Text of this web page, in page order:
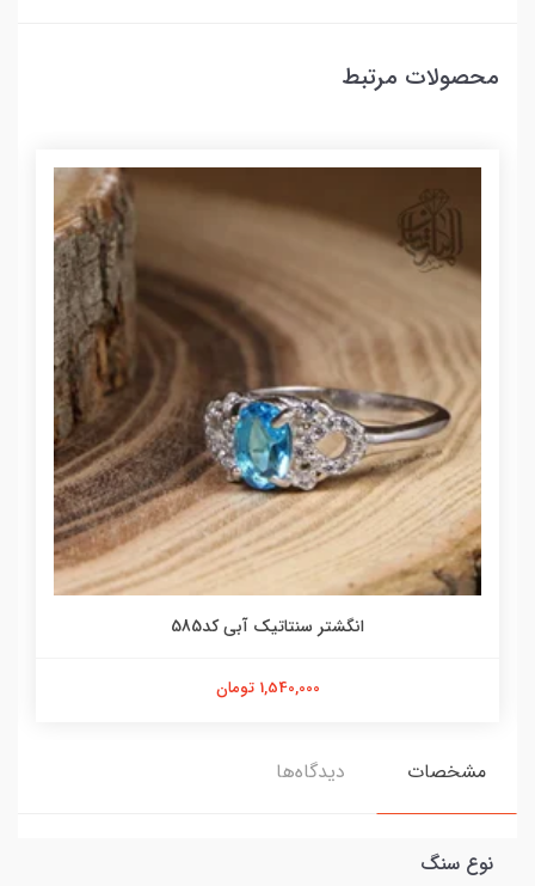
محصولات مرتبط
انگشتر سنتاتیک آبی کد585
1,540,000 تومان
مشخصات دیدگاه‌ها
نوع سنگ